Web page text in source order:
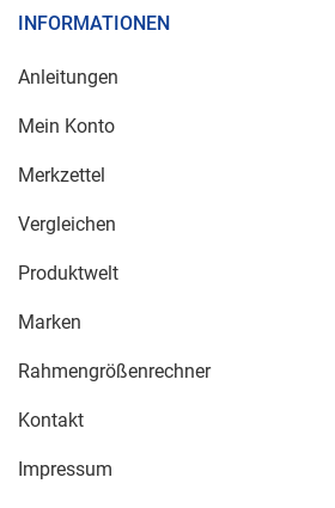
INFORMATIONEN
Anleitungen
Mein Konto
Merkzettel
Vergleichen
Produktwelt
Marken
Rahmengrößenrechner
Kontakt
Impressum